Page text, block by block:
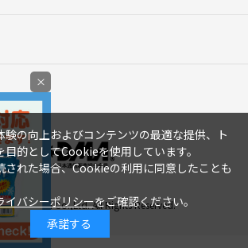
© Saraya Co.,Ltd. All Rights Reserved.
験の向上およびコンテンツの最適な提供、ト
的としてCookieを使用しています。
された場合、Cookieの利用に同意したことも
イバシーポリシーをご確認ください。
承諾する
×